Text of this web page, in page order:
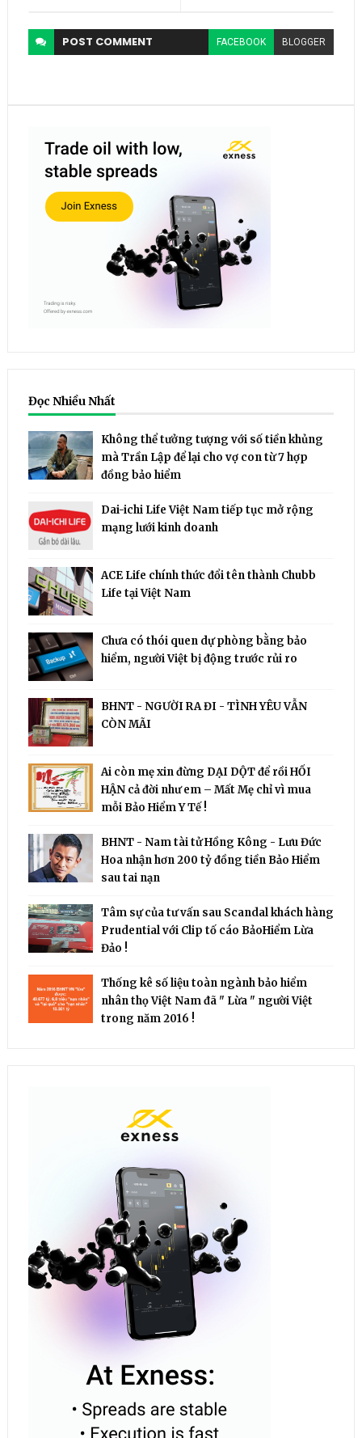
POST COMMENT FACEBOOK BLOGGER
Đọc Nhiều Nhất
Không thể tưởng tượng với số tiền khủng
mà Trần Lập để lại cho vợ con từ 7 hợp
đồng bảo hiểm
Dai-ichi Life Việt Nam tiếp tục mở rộng
mạng lưới kinh doanh
ACE Life chính thức đổi tên thành Chubb
Life tại Việt Nam
Chưa có thói quen dự phòng bằng bảo
hiểm, người Việt bị động trước rủi ro
BHNT - NGƯỜI RA ĐI - TÌNH YÊU VẪN
CÒN MÃI
Ai còn mẹ xin đừng DẠI DỘT để rồi HỐI
HẬN cả đời như em – Mất Mẹ chỉ vì mua
mỗi Bảo Hiểm Y Tế !
BHNT - Nam tài tử Hồng Kông - Lưu Đức
Hoa nhận hơn 200 tỷ đồng tiền Bảo Hiểm
sau tai nạn
Tâm sự của tư vấn sau Scandal khách hàng
Prudential với Clip tố cáo BảoHiểm Lừa
Đảo !
Thống kê số liệu toàn ngành bảo hiểm
nhân thọ Việt Nam đã " Lừa " người Việt
trong năm 2016 !